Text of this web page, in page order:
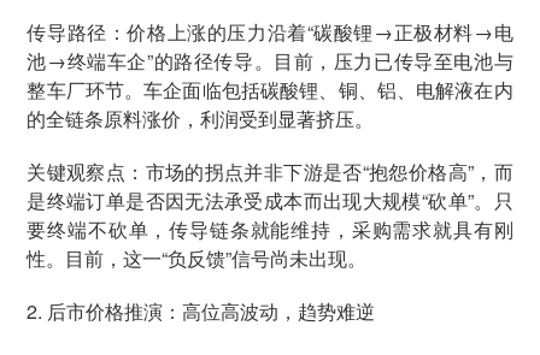
传导路径：价格上涨的压力沿着“碳酸锂→正极材料→电
池→终端车企”的路径传导。目前，压力已传导至电池与
整车厂环节。车企面临包括碳酸锂、铜、铝、电解液在内
的全链条原料涨价，利润受到显著挤压。
关键观察点：市场的拐点并非下游是否“抱怨价格高”，而
是终端订单是否因无法承受成本而出现大规模“砍单”。只
要终端不砍单，传导链条就能维持，采购需求就具有刚
性。目前，这一“负反馈”信号尚未出现。
2. 后市价格推演：高位高波动，趋势难逆